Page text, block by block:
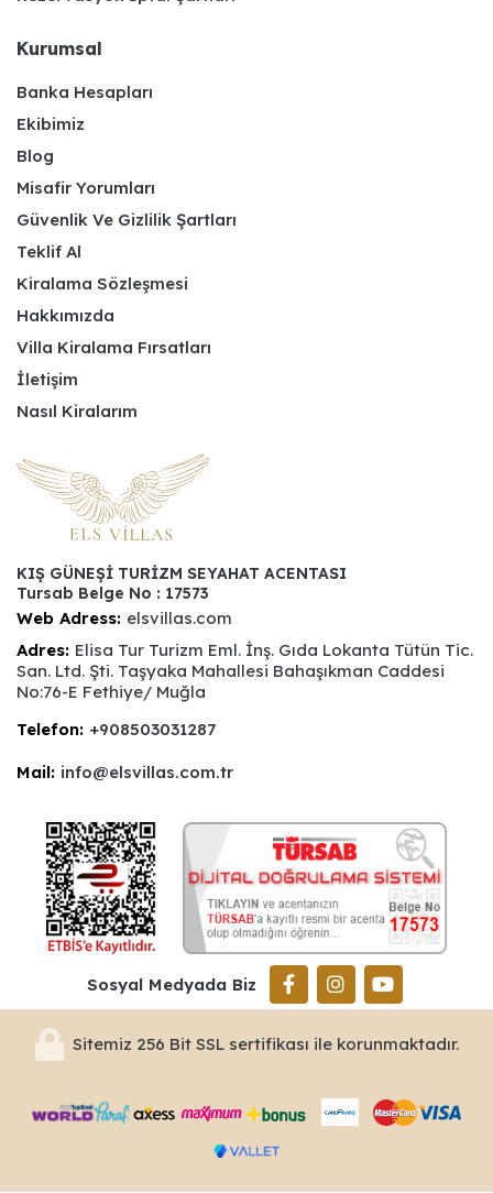
Kurumsal
Banka Hesapları
Ekibimiz
Blog
Misafir Yorumları
Güvenlik Ve Gizlilik Şartları
Teklif Al
Kiralama Sözleşmesi
Hakkımızda
Villa Kiralama Fırsatları
İletişim
Nasıl Kiralarım
KIŞ GÜNEŞİ TURİZM SEYAHAT ACENTASI
Tursab Belge No : 17573
Web Adress: elsvillas.com
Adres: Elisa Tur Turizm Eml. İnş. Gıda Lokanta Tütün Tic.
San. Ltd. Şti. Taşyaka Mahallesi Bahaşıkman Caddesi
No:76-E Fethiye/ Muğla
Telefon: +908503031287
Mail: info@elsvillas.com.tr
Sosyal Medyada Biz
Sitemiz 256 Bit SSL sertifikası ile korunmaktadır.